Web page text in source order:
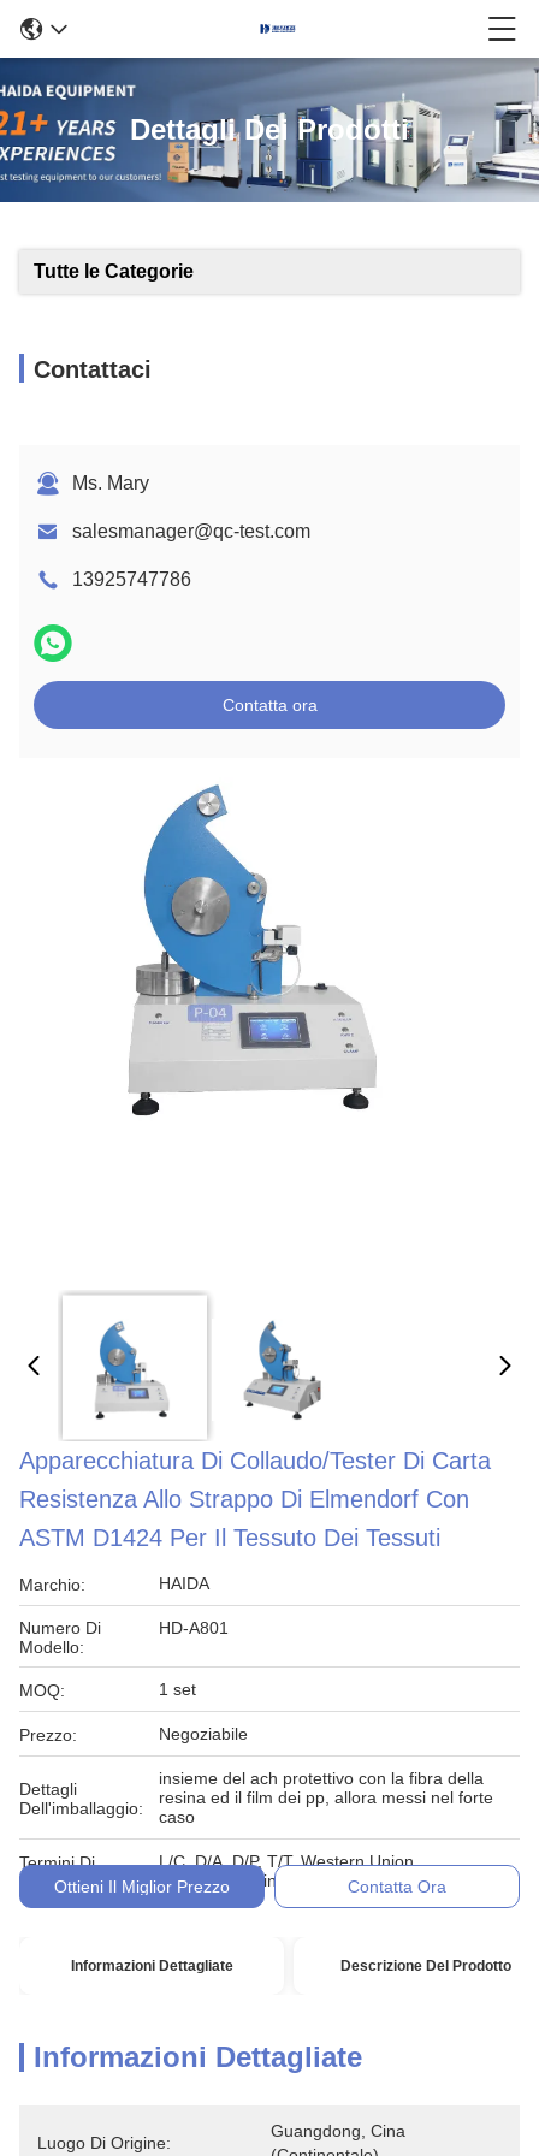
Dettagli Dei Prodotti
Tutte le Categorie
Contattaci
Ms. Mary
salesmanager@qc-test.com
13925747786
Contatta ora
Apparecchiatura Di Collaudo/tester Di Carta
Resistenza Allo Strappo Di Elmendorf Con
ASTM D1424 Per Il Tessuto Dei Tessuti
Marchio: HAIDA
Numero Di
Modello:
HD-A801
MOQ: 1 set
Prezzo: Negoziabile
Dettagli
Dell'imballaggio:
insieme del ach protettivo con la fibra della
resina ed il film dei pp, allora messi nel forte
caso
Termini Di
Pagamento:
L/C, D/A, D/P, T/T, Western Union,
MoneyGram, in denaro, impegno
Ottieni Il Miglior Prezzo Contatta Ora
Informazioni Dettagliate Descrizione Del Prodotto
Informazioni Dettagliate
Luogo Di Origine:
Guangdong, Cina